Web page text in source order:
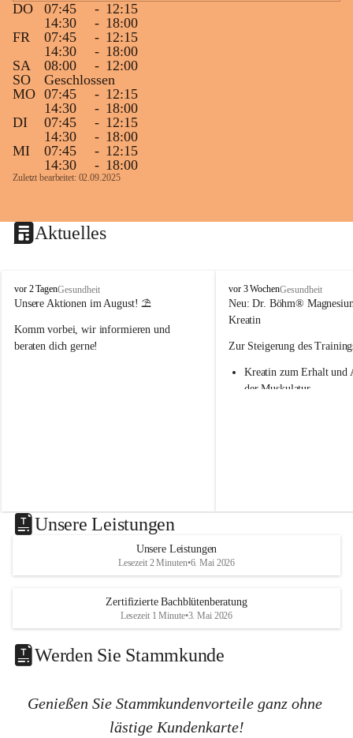
DO
07:45 - 12:15
14:30
- 18:00
FR
07:45 - 12:15
14:30
- 18:00
SA
08:00 - 12:00
SO
Geschlossen
MO 07:45 - 12:15
14:30
- 18:00
DI
07:45 - 12:15
14:30
- 18:00
MI
07:45 - 12:15
14:30
- 18:00
Zuletzt bearbeitet: 02.09.2025
Aktuelles
M
a
i
e
n
a
G
vor 2 TagenGesundheit
Unsere Aktionen im August! ⛱️
Komm vorbei, wir informieren und
beraten dich gerne!
M
a
r
e
n
K
G
vor 3 WochenGesundheit
Neu: Dr. Böhm®
Kreatin
Zur Steigerung des
Kreatin zum Erhalt und
der Muskulatur
31.7.2026
Unsere Leistungen
Unsere Leistungen
Lesezeit 2 Minuten•6. Mai 2026
Zertifizierte Bachblütenberatung
Lesezeit 1 Minute•3. Mai 2026
Werden Sie Stammkunde
Genießen Sie Stammkundenvorteile ganz ohne
lästige Kundenkarte!